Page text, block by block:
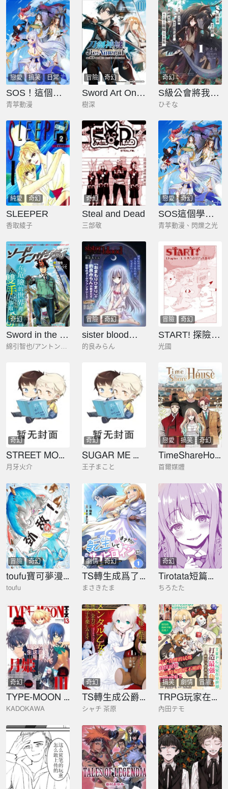
戀愛 搞笑
日常
奇幻
SOS！這個學校沒人類
青葶動漫
冒險 奇幻
Sword Art Online刀劍神域 Re:Aincrad
樹深
奇幻
S級公會將我除籍，但其實只有我懂得龍族語言，回過神來時我已站上龍騎士的頂點。
ひそな
純愛 奇幻
SLEEPER
香取綾子
奇幻
Steal and Dead
三部敬
戀愛 奇幻
SOS這個學校沒人類
青葶動漫、閃爍之光
奇幻
Sword in the city
綿引智也/アントンシク(AHN DONGSHIK)
冒險 奇幻
sister blood幻想之月與顫慄之血
的良みらん
冒險 奇幻
START! 探險隊篇
光國
奇幻
STREET MONSTER魔物霸王
月牙火介
奇幻
SUGAR ME MONSTER
王子まこと
戀愛 搞笑 奇幻
TimeShareHouse
首爾媒體
冒險 奇幻
toufu寶可夢漫畫集
toufu
劇情 奇幻
TS轉生成爲了女配角
まさきたま
奇幻
Tirotata短篇作品
ちろたた
奇幻
TYPE-MOON ACE
KADOKAWA
奇幻
TS轉生成公爵千金後要盡情享受女生愛好
シャチ 茶原
搞笑 劇情
冒險
奇幻
TRPG玩家在異世界打造最強角色~獻給亨德森的福音
內田テモ